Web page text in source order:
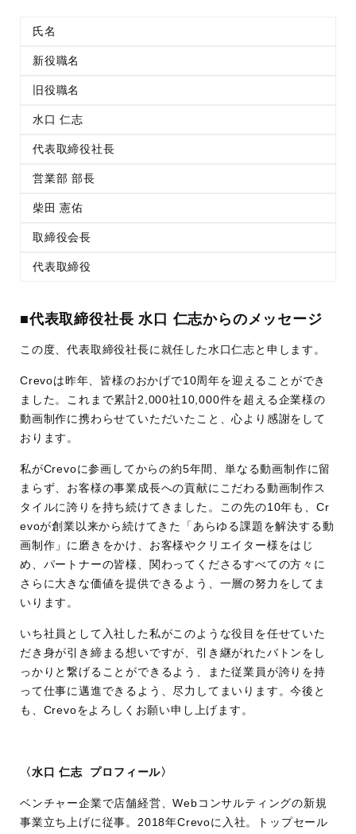
氏名
新役職名
旧役職名
水口 仁志
代表取締役社長
営業部 部長
柴田 憲佑
取締役会長
代表取締役
■代表取締役社長 水口 仁志からのメッセージ
この度、代表取締役社長に就任した水口仁志と申します。
Crevoは昨年、皆様のおかげで10周年を迎えることができ
ました。これまで累計2,000社10,000件を超える企業様の
動画制作に携わらせていただいたこと、心より感謝をして
おります。
私がCrevoに参画してからの約5年間、単なる動画制作に留
まらず、お客様の事業成長への貢献にこだわる動画制作ス
タイルに誇りを持ち続けてきました。この先の10年も、Cr
evoが創業以来から続けてきた「あらゆる課題を解決する動
画制作」に磨きをかけ、お客様やクリエイター様をはじ
め、パートナーの皆様、関わってくださるすべての方々に
さらに大きな価値を提供できるよう、一層の努力をしてま
いります。
いち社員として入社した私がこのような役目を任せていた
だき身が引き締まる想いですが、引き継がれたバトンをし
っかりと繋げることができるよう、また従業員が誇りを持
って仕事に邁進できるよう、尽力してまいります。今後と
も、Crevoをよろしくお願い申し上げます。
〈水口 仁志 プロフィール〉
ベンチャー企業で店舗経営、Webコンサルティングの新規
事業立ち上げに従事。2018年Crevoに入社。トップセール